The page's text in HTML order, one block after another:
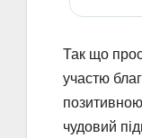
Так що
участю
чудовий